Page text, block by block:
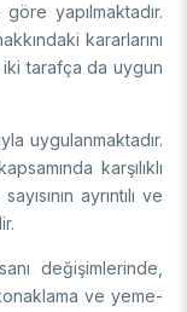
E. (TÜSSİDE)
yapılmaktadır.
kararlarını
tarafça da uygun
uygulanmaktadır.
karşılıklı
ayrıntılı ve
değişimlerinde,
ve yeme-